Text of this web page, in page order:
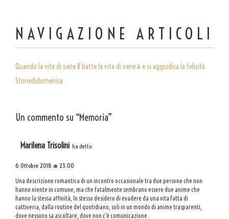
NAVIGAZIONE ARTICOLI
Quando la vita di serie B batte la vita di serie A e si aggiudica la felicità
Storiedidomenica
Un commento su “Memoria”
Marilena Trisolini ha detto:
6 Ottobre 2018 @ 23:00
Una descrizione romantica di un incontro occasionale tra due persone che non
hanno niente in comune, ma che fatalmente sembrano essere due anime che
hanno la stessa affinità, lo stesso desidero di evadere da una vita fatta di
cattiveria, dalla routine del quotidiano, soli in un mondo di anime trasparenti,
dove nessuno sa ascoltare, dove non c’è comunicazione.